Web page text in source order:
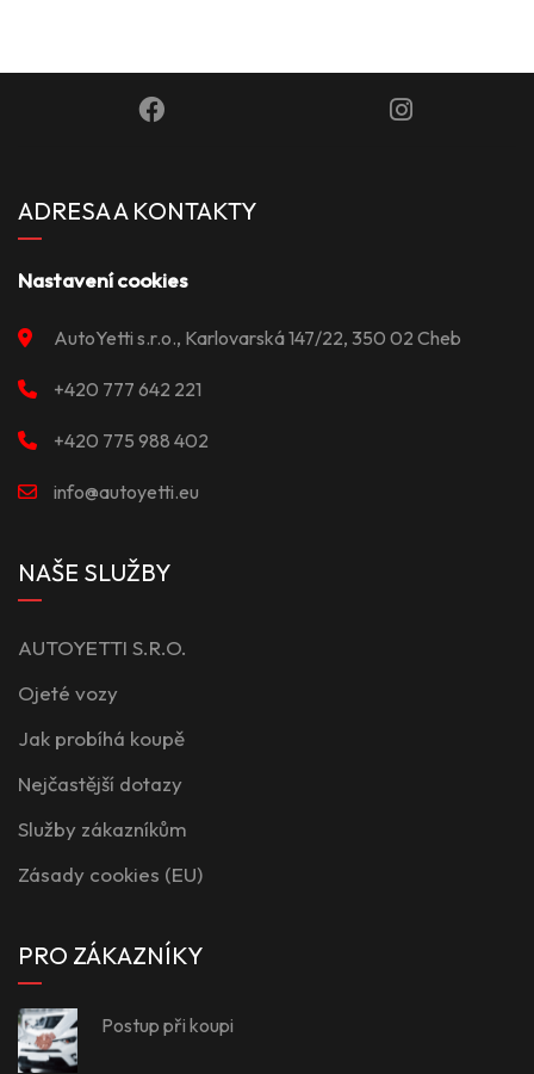
ADRESA A KONTAKTY
Nastavení cookies
AutoYetti s.r.o., Karlovarská 147/22, 350 02 Cheb
+420 777 642 221
+420 775 988 402
info@autoyetti.eu
NAŠE SLUŽBY
AUTOYETTI S.R.O.
Ojeté vozy
Jak probíhá koupě
Nejčastější dotazy
Služby zákazníkům
Zásady cookies (EU)
PRO ZÁKAZNÍKY
Postup při koupi